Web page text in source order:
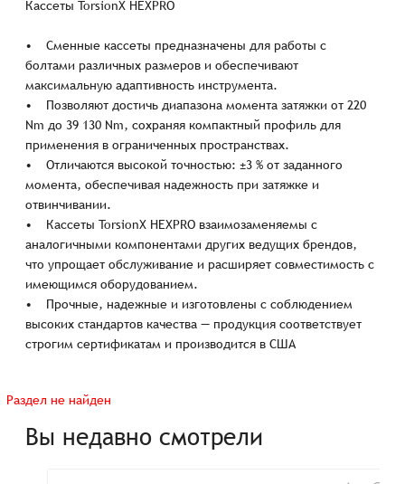
Кассеты TorsionX HEXPRO
• Сменные кассеты предназначены для работы с
болтами различных размеров и обеспечивают
максимальную адаптивность инструмента.
• Позволяют достичь диапазона момента затяжки от 220
Nm до 39 130 Nm, сохраняя компактный профиль для
применения в ограниченных пространствах.
• Отличаются высокой точностью: ±3 % от заданного
момента, обеспечивая надежность при затяжке и
отвинчивании.
• Кассеты TorsionX HEXPRO взаимозаменяемы с
аналогичными компонентами других ведущих брендов,
что упрощает обслуживание и расширяет совместимость с
имеющимся оборудованием.
• Прочные, надежные и изготовлены с соблюдением
высоких стандартов качества — продукция соответствует
строгим сертификатам и производится в США
Раздел не найден
Вы недавно смотрели